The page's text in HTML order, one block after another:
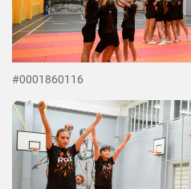
#0001860116